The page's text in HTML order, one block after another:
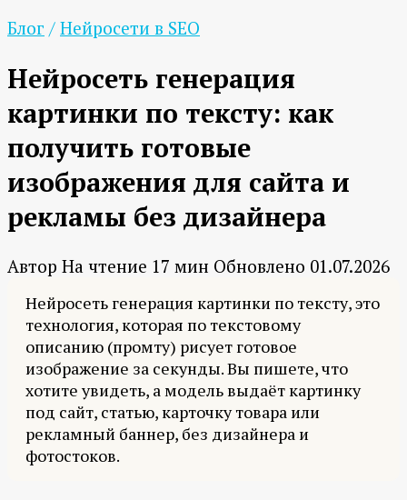
Блог / Нейросети в SEO
Нейросеть генерация
картинки по тексту: как
получить готовые
изображения для сайта и
рекламы без дизайнера
Автор На чтение 17 мин Обновлено 01.07.2026
Нейросеть генерация картинки по тексту, это
технология, которая по текстовому
описанию (промту) рисует готовое
изображение за секунды. Вы пишете, что
хотите увидеть, а модель выдаёт картинку
под сайт, статью, карточку товара или
рекламный баннер, без дизайнера и
фотостоков.